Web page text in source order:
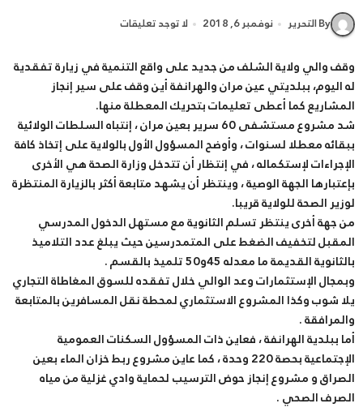
By التحرير نوفمبر 6, 2018 لا توجد تعليقات
وقف والي ولاية الشلف من جديد على واقع التنمية في زيارة تفقدية
له اليوم، ببلديتي عين مران والهرانفة أين وقف على سير إنجاز
المشاريع كما أعطى تعليمات بتحريك المعطلة منها.
شد مشروع مستشفى 60 سرير بعين مران ، إنتباه السلطات الولائية
ببقائه معطلا لسنوات ، وأوضح المسؤول الأول بالولاية على إتخاذ كافة
الإجراءات لإستكماله ، في إنتظار أن تتدخل وزارة الصحة هي الأخرى
بإعتبارها الجهة الوصية ، وينتظر أن يشهد متابعة أكثر بالزيارة المنتظرة
لوزير الصحة للولاية قريبا.
من جهة أخرى ينتظر تسلم الثانوية مع مستهل الدخول المدرسي
المقبل لتخفيف الضغط على المتمدرسين حيث يبلغ عدد التلاميذ
بالثانوية القديمة ما معدله 45و50 تلميذ بالقسم .
وبمجال الإستثمارات وعد الوالي خلال تفقده للسوق المغاطاة التجاري
يلا شوب وكذا المشروع الاستثماري لمحطة نقل المسافرين بالمتابعة
والمرافقة .
أما ببلدية الهرانفة ، فعاين ذات المسؤول السكنات العمومية
الإجتماعية بحصة 220 وحدة ، كما عاين مشروع ربط خزان الماء بعين
الصراق و مشروع إنجاز حوض الترسيب لحماية وادي غزلية من مياه
الصرف الصحي .